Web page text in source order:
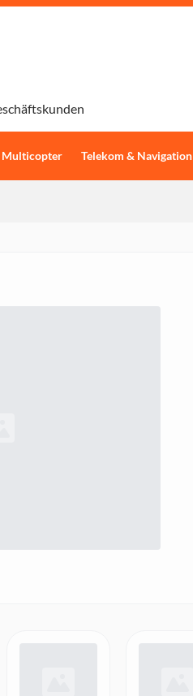
Multicopter Telekom & Navigation